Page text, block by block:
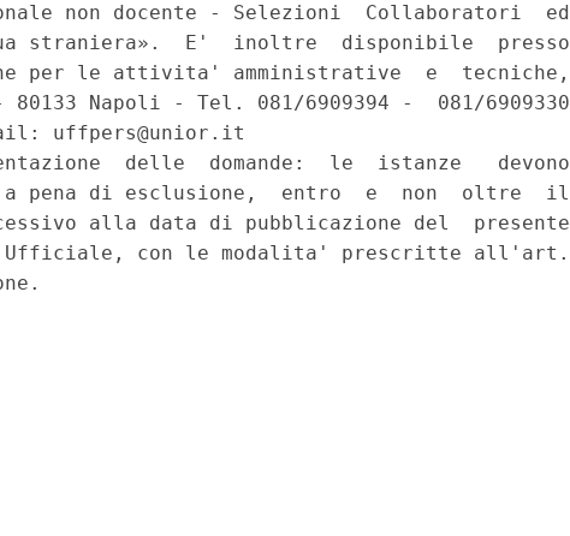
non docente - Selezioni  Collaboratori  ed
straniera».  E'  inoltre  disponibile  presso
per le attivita' amministrative  e  tecniche,
Napoli - Tel. 081/6909394 -  081/6909330
uffpers@unior.it
delle  domande:  le  istanze   devono
a pena di esclusione,  entro  e  non  oltre  il
alla data di pubblicazione del  presente
Ufficiale, con le modalita' prescritte all'art.